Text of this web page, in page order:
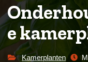
e
Kamerplanten